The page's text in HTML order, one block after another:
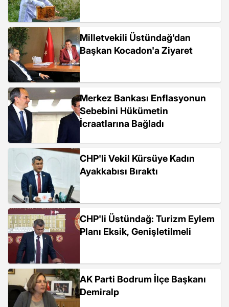
Milletvekili Üstündağ'dan
Başkan Kocadon'a Ziyaret
Merkez Bankası Enflasyonun
Sebebini Hükümetin
İcraatlarına Bağladı
CHP'li Vekil Kürsüye Kadın
Ayakkabısı Bıraktı
CHP'li Üstündağ: Turizm Eylem
Planı Eksik, Genişletilmeli
AK Parti Bodrum İlçe Başkanı
Demiralp